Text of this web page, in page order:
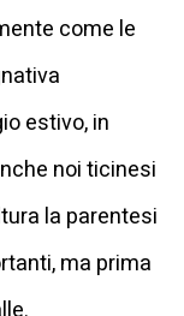
come le
estivo, in
noi ticinesi
la parentesi
ma prima